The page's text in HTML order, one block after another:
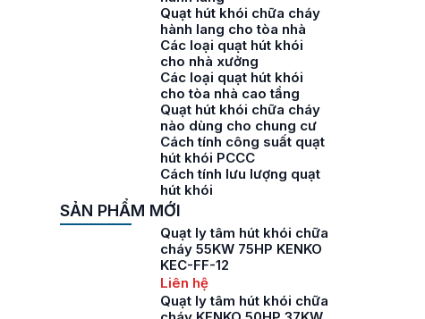
Quạt hút khói chữa cháy
hành lang cho tòa nhà
Các loại quạt hút khói
cho nhà xưởng
Các loại quạt hút khói
cho tòa nhà cao tầng
Quạt hút khói chữa cháy
nào dùng cho chung cư
Cách tính công suất quạt
hút khói PCCC
Cách tính lưu lượng quạt
hút khói
SẢN PHẨM MỚI
Quạt ly tâm hút khói chữa
cháy 55KW 75HP KENKO
KEC-FF-12
Liên hệ
Quạt ly tâm hút khói chữa